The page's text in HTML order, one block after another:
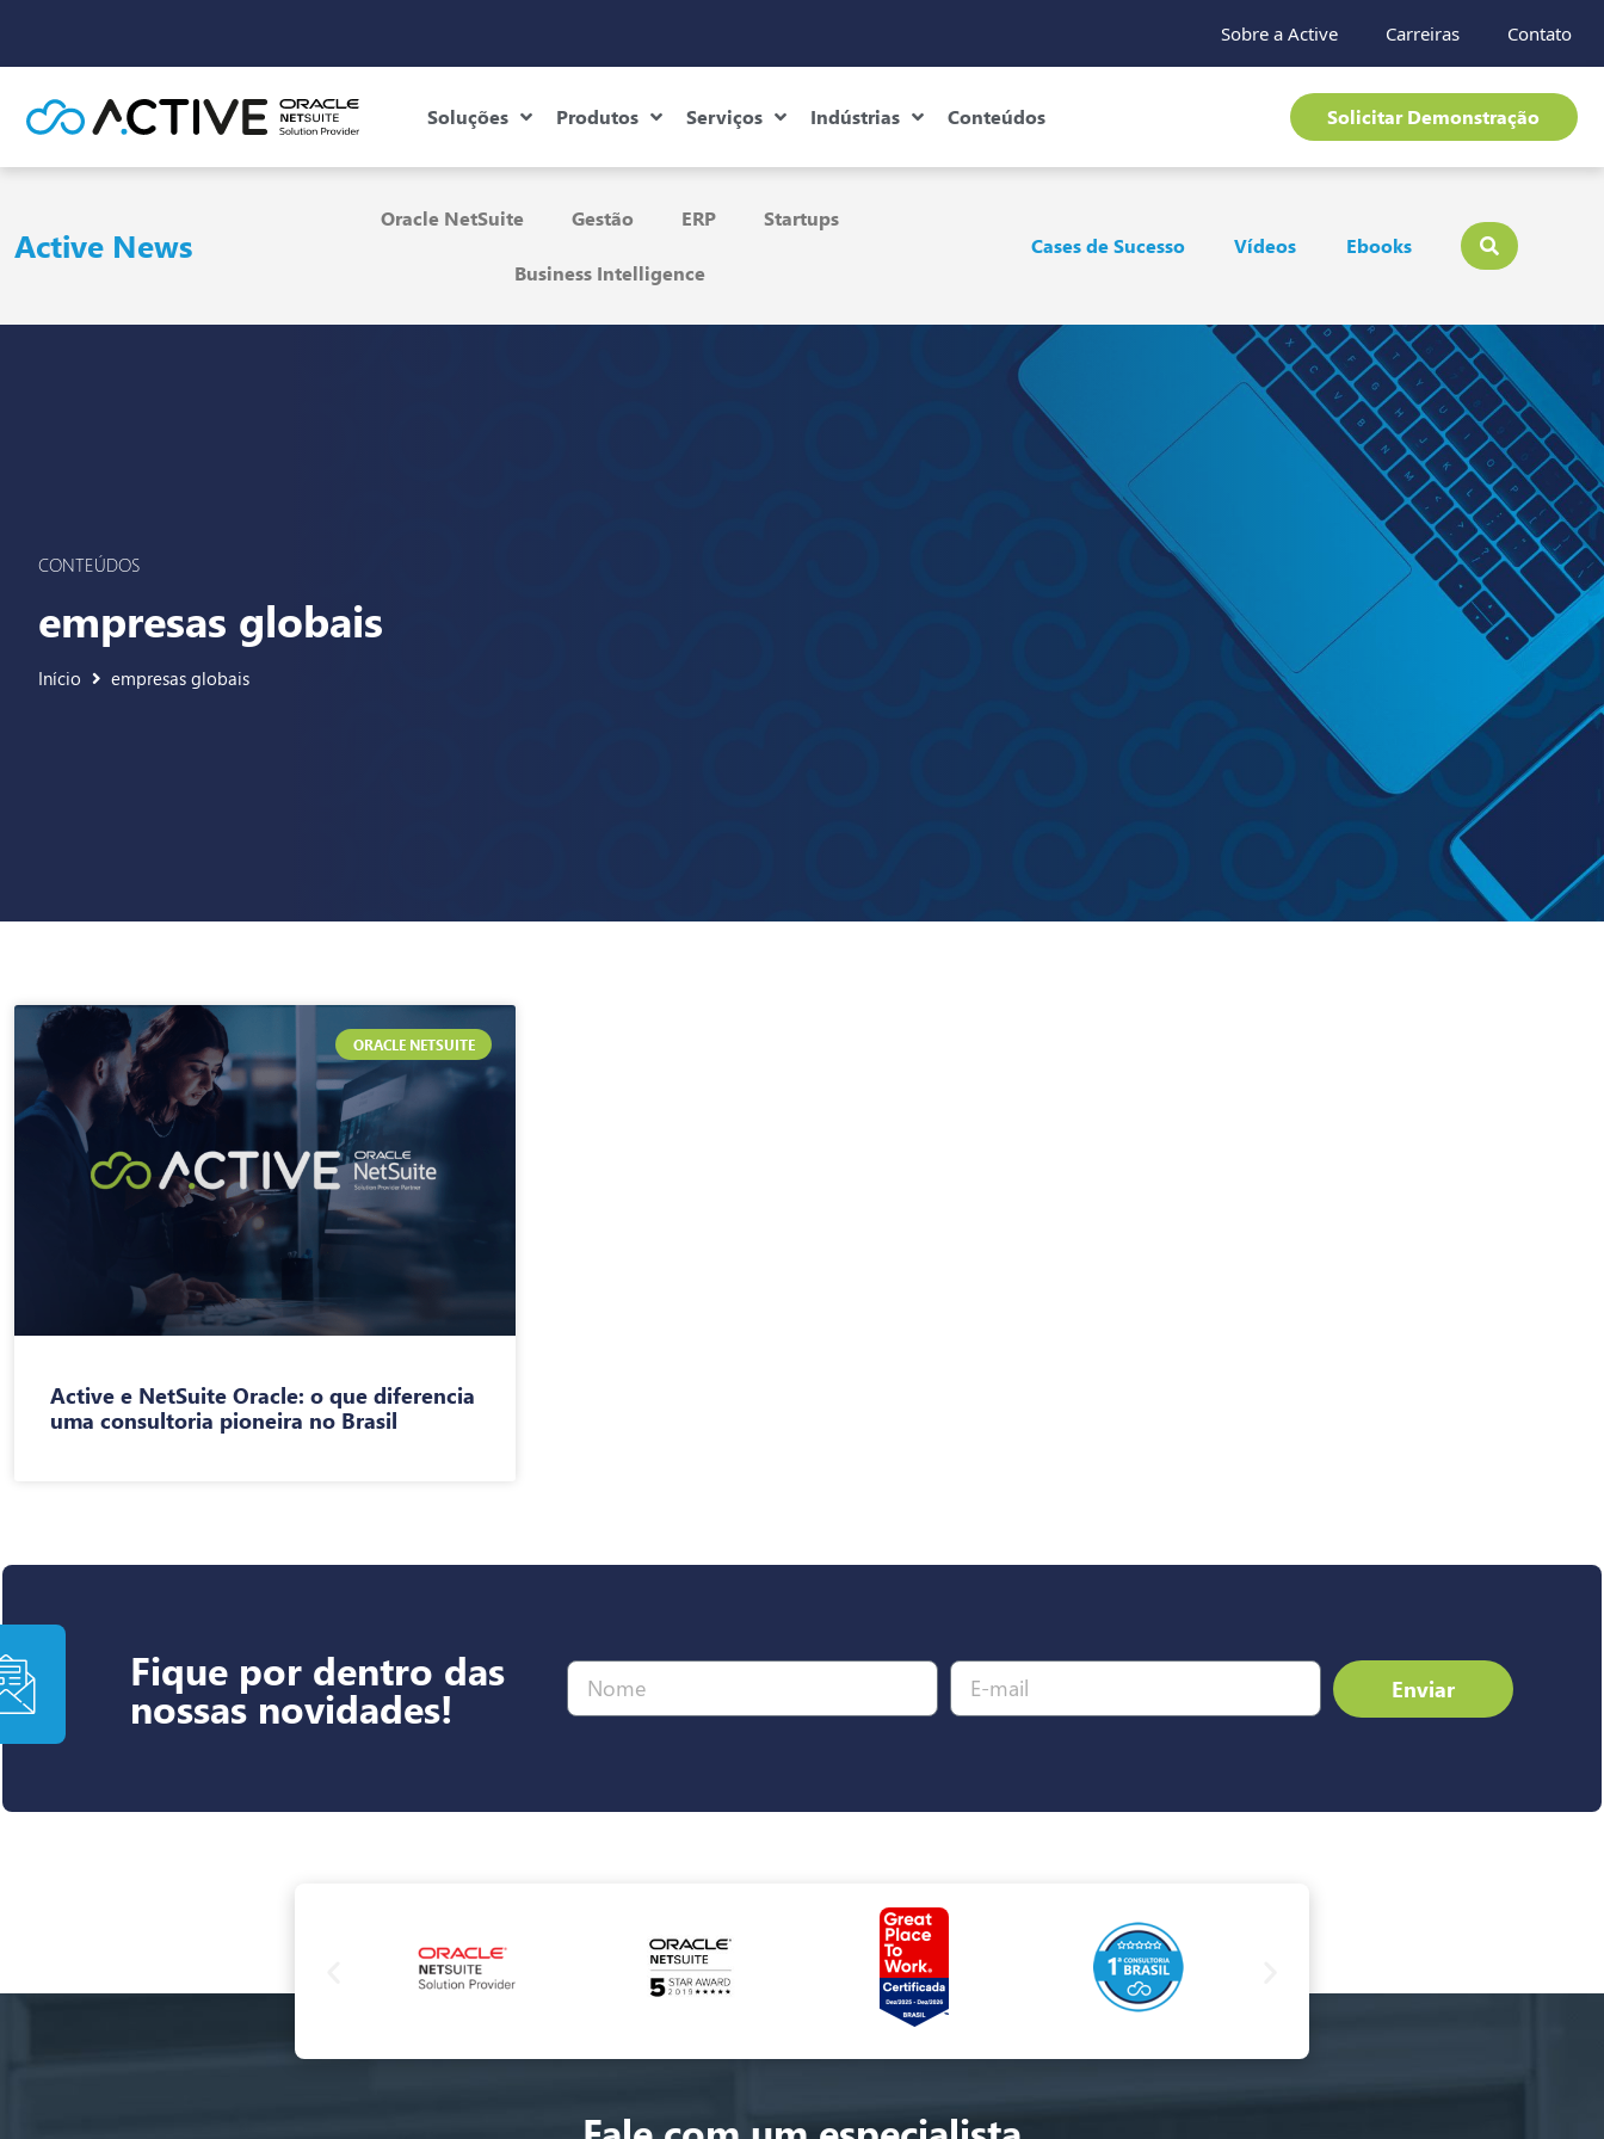
Sobre a Active Carreiras Contato
Soluções Produtos Serviços Indústrias Conteúdos Solicitar Demonstração
Active News
Oracle NetSuite Gestão ERP Startups
Business Intelligence
Cases de Sucesso Vídeos Ebooks
CONTEÚDOS
empresas globais
Início empresas globais
ORACLE NETSUITE
Active e NetSuite Oracle: o que diferencia
uma consultoria pioneira no Brasil
Fique por dentro das
nossas novidades! Enviar